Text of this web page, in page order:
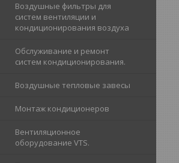
Воздушные фильтры для
систем вентиляции и
кондиционирования воздуха
Обслуживание и ремонт
систем кондиционирования.
Воздушные тепловые завесы
Монтаж кондиционеров
Вентиляционное
оборудование VTS.